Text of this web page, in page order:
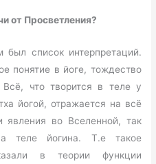
от Просветления?
список интерпретаций.
понятие в йоге, тождество
что творится в теле у
йогой, отражается на всё
во Вселенной, так
теле йогина. Т.е такое
в теории функции